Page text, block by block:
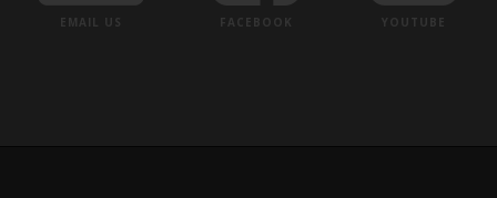
EMAIL US FACEBOOK YOUTUBE